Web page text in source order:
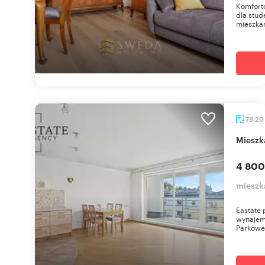
dla
78,20
4
Eastate